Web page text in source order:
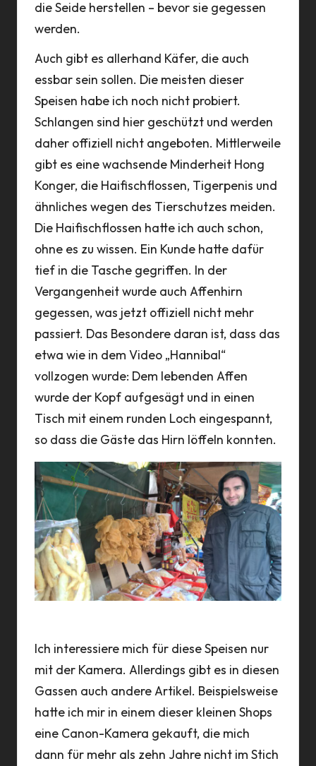
die Seide herstellen – bevor sie gegessen
werden.
Auch gibt es allerhand Käfer, die auch
essbar sein sollen. Die meisten dieser
Speisen habe ich noch nicht probiert.
Schlangen sind hier geschützt und werden
daher offiziell nicht angeboten. Mittlerweile
gibt es eine wachsende Minderheit Hong
Konger, die Haifischflossen, Tigerpenis und
ähnliches wegen des Tierschutzes meiden.
Die Haifischflossen hatte ich auch schon,
ohne es zu wissen. Ein Kunde hatte dafür
tief in die Tasche gegriffen. In der
Vergangenheit wurde auch Affenhirn
gegessen, was jetzt offiziell nicht mehr
passiert. Das Besondere daran ist, dass das
etwa wie in dem Video „Hannibal“
vollzogen wurde: Dem lebenden Affen
wurde der Kopf aufgesägt und in einen
Tisch mit einem runden Loch eingespannt,
so dass die Gäste das Hirn löffeln konnten.
Ich interessiere mich für diese Speisen nur
mit der Kamera. Allerdings gibt es in diesen
Gassen auch andere Artikel. Beispielsweise
hatte ich mir in einem dieser kleinen Shops
eine Canon-Kamera gekauft, die mich
dann für mehr als zehn Jahre nicht im Stich